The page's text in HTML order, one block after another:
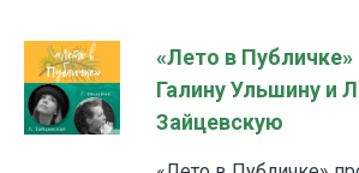
«Лето в
Галину Ульшину и
Зайцевскую